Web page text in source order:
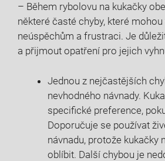
– Během rybolovu na kukačky
některé časté chyby, které mohou​
neúspěchům a frustraci. Je
a přijmout opatření pro jejich
Jednou z nejčastějších⁢
nevhodného návnady.‌
specifické preference,
⁤Doporučuje se používat
návnadu, protože kukačky
oblíbit.⁣ Další chybou je